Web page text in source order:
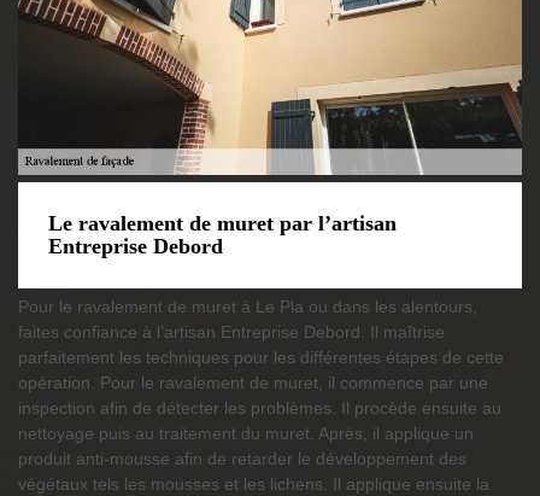
Le ravalement de muret par l’artisan
Entreprise Debord
Pour le ravalement de muret à Le Pla ou dans les alentours,
faites confiance à l’artisan Entreprise Debord. Il maîtrise
parfaitement les techniques pour les différentes étapes de cette
opération. Pour le ravalement de muret, il commence par une
inspection afin de détecter les problèmes. Il procède ensuite au
nettoyage puis au traitement du muret. Après, il applique un
produit anti-mousse afin de retarder le développement des
végétaux tels les mousses et les lichens. Il applique ensuite la